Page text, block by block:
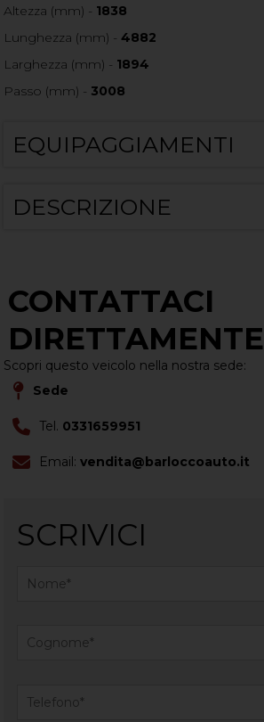
Altezza (mm) - 1838
Lunghezza (mm) -4882
Larghezza (mm) - 1894
Passo (mm) - 3008
EQUIPAGGIAMENTI
DESCRIZIONE
CONTATTACI
DIRETTAMENTE
Scopri questo veicolo nella nostra sede:
Sede
Tel. 0331659951
Email: vendita@barloccoauto.it
SCRIVICI